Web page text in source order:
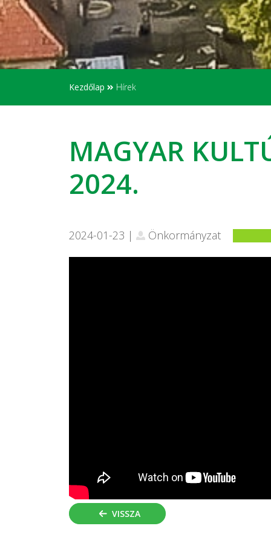
Kezdőlap Hírek
MAGYAR
2024.
2024-01-23 | Önkormányzat
VISSZA